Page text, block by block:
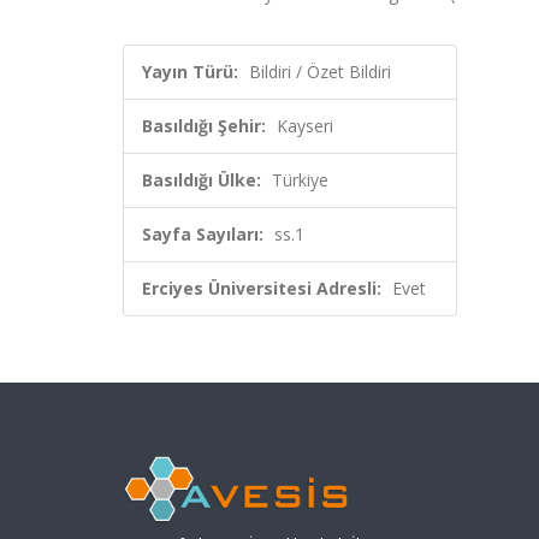
Yayın Türü: Bildiri / Özet Bildiri
Basıldığı Şehir: Kayseri
Basıldığı Ülke: Türkiye
Sayfa Sayıları: ss.1
Erciyes Üniversitesi Adresli: Evet